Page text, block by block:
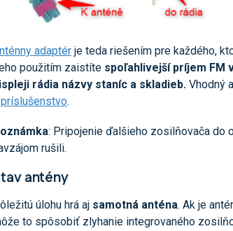
adaptér je teda riešením pre každého,
použitím zaistíte spoľahlivejší príjem FM
rádia názvy staníc a skladieb. Vhodný
.
: Pripojenie ďalšieho zosilňovača do
rušili.
antény
úlohu hrá aj samotná anténa. Ak je
to spôsobiť zlyhanie integrovaného